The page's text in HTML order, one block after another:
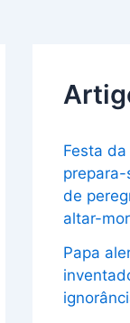
Festa
prepara-
de
altar-
Papa